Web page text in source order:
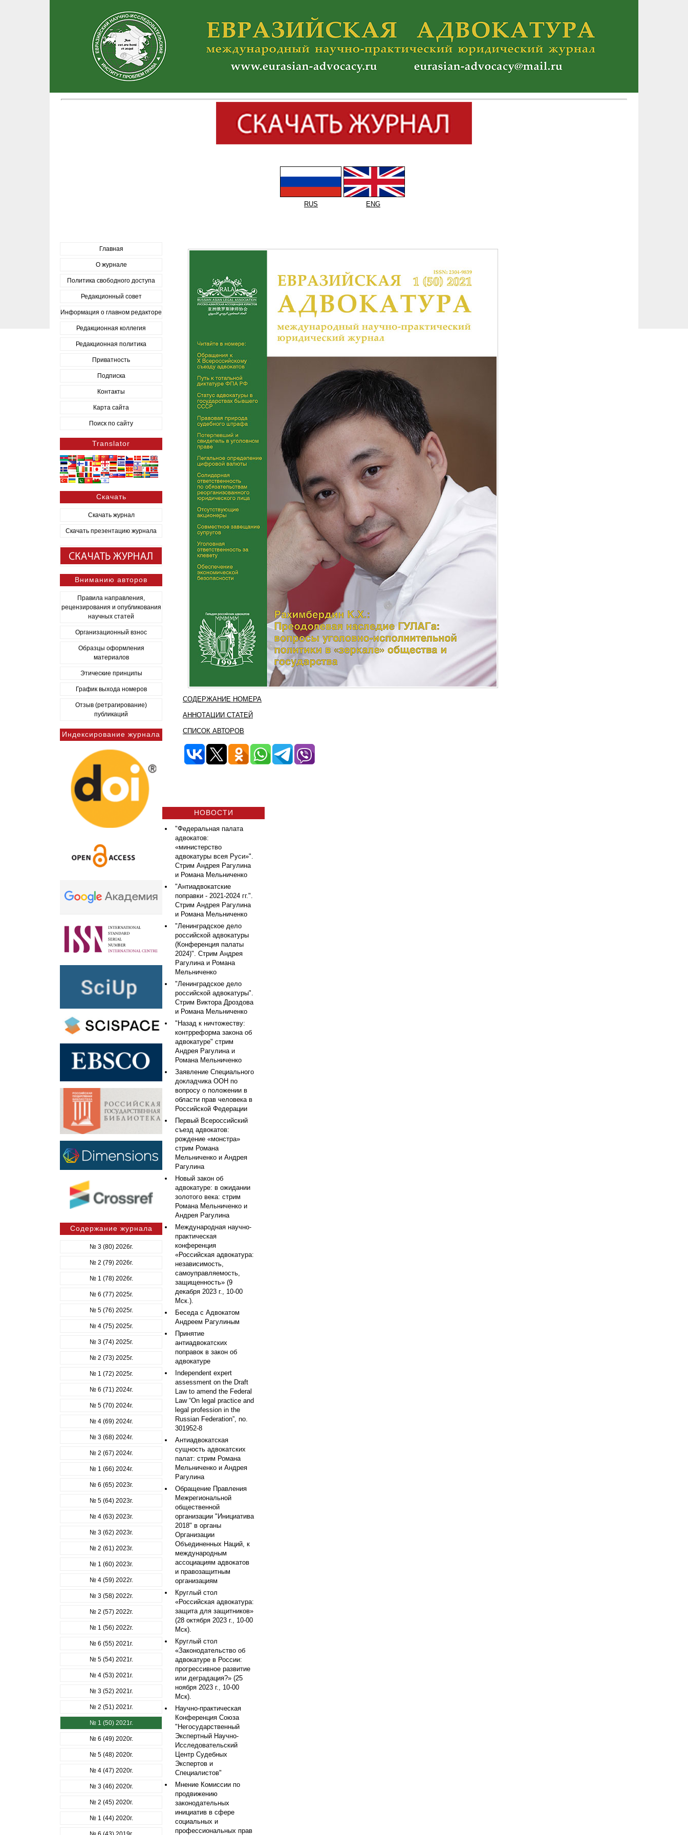
RUS ENG
Главная
О журнале
Политика свободного доступа
Редакционный совет
Информация о главном редакторе
Редакционная коллегия
Редакционная политика
Приватность
Подписка
Контакты
Карта сайта
Поиск по сайту
Translator
Скачать
Скачать журнал
Скачать презентацию журнала
Вниманию авторов
Правила направления,
рецензирования и опубликования
научных статей
Организационный взнос
Образцы оформления
материалов
Этические принципы
График выхода номеров
Отзыв (ретрагирование)
публикаций
Индексирование журнала
Содержание журнала
№ 3 (80) 2026г.
№ 2 (79) 2026г.
№ 1 (78) 2026г.
№ 6 (77) 2025г.
№ 5 (76) 2025г.
№ 4 (75) 2025г.
№ 3 (74) 2025г.
№ 2 (73) 2025г.
№ 1 (72) 2025г.
№ 6 (71) 2024г.
№ 5 (70) 2024г.
№ 4 (69) 2024г.
№ 3 (68) 2024г.
№ 2 (67) 2024г.
№ 1 (66) 2024г.
№ 6 (65) 2023г.
№ 5 (64) 2023г.
№ 4 (63) 2023г.
№ 3 (62) 2023г.
№ 2 (61) 2023г.
№ 1 (60) 2023г.
№ 4 (59) 2022г.
№ 3 (58) 2022г.
№ 2 (57) 2022г.
№ 1 (56) 2022г.
№ 6 (55) 2021г.
№ 5 (54) 2021г.
№ 4 (53) 2021г.
№ 3 (52) 2021г.
№ 2 (51) 2021г.
№ 1 (50) 2021г.
№ 6 (49) 2020г.
№ 5 (48) 2020г.
№ 4 (47) 2020г.
№ 3 (46) 2020г.
№ 2 (45) 2020г.
№ 1 (44) 2020г.
СОДЕРЖАНИЕ НОМЕРА
АННОТАЦИИ СТАТЕЙ
СПИСОК АВТОРОВ
НОВОСТИ
"Федеральная палата
адвокатов:
«министерство
адвокатуры всея Руси»".
Стрим Андрея Рагулина
и Романа Мельниченко
"Антиадвокатские
поправки - 2021-2024 гг.".
Стрим Андрея Рагулина
и Романа Мельниченко
"Ленинградское дело
российской адвокатуры
(Конференция палаты
2024)". Стрим Андрея
Рагулина и Романа
Мельниченко
"Ленинградское дело
российской адвокатуры".
Стрим Виктора Дроздова
и Романа Мельниченко
"Назад к ничтожеству:
контрреформа закона об
адвокатуре" стрим
Андрея Рагулина и
Романа Мельниченко
Заявление Специального
докладчика ООН по
вопросу о положении в
области прав человека в
Российской Федерации
Первый Всероссийский
съезд адвокатов:
рождение «монстра»
стрим Романа
Мельниченко и Андрея
Рагулина
Новый закон об
адвокатуре: в ожидании
золотого века: стрим
Романа Мельниченко и
Андрея Рагулина
Международная научно-
практическая
конференция
«Российская адвокатура:
независимость,
самоуправляемость,
защищенность» (9
декабря 2023 г., 10-00
Мск.).
Беседа с Адвокатом
Андреем Рагулиным
Принятие
антиадвокатских
поправок в закон об
адвокатуре
Independent expert
assessment on the Draft
Law to amend the Federal
Law “On legal practice and
legal profession in the
Russian Federation”, no.
301952-8
Антиадвокатская
сущность адвокатских
палат: стрим Романа
Мельниченко и Андрея
Рагулина
Обращение Правления
Межрегиональной
общественной
организации "Инициатива
2018" в органы
Организации
Объединенных Наций, к
международным
ассоциациям адвокатов
и правозащитным
организациям
Круглый стол
«Российская адвокатура:
защита для защитников»
(28 октября 2023 г., 10-00
Мск).
Круглый стол
«Законодательство об
адвокатуре в России:
прогрессивное развитие
или деградация?» (25
ноября 2023 г., 10-00
Мск).
Научно-практическая
Конференция Союза
"Негосударственный
Экспертный Научно-
Исследовательский
Центр Судебных
Экспертов и
Специалистов"
Мнение Комиссии по
продвижению
законодательных
инициатив в сфере
социальных и
профессиональных прав